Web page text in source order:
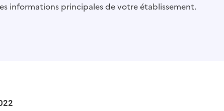
informations principales de votre établissement.